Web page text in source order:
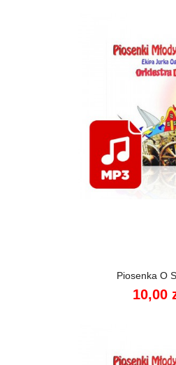
Piosenka O
10,00
Szybki